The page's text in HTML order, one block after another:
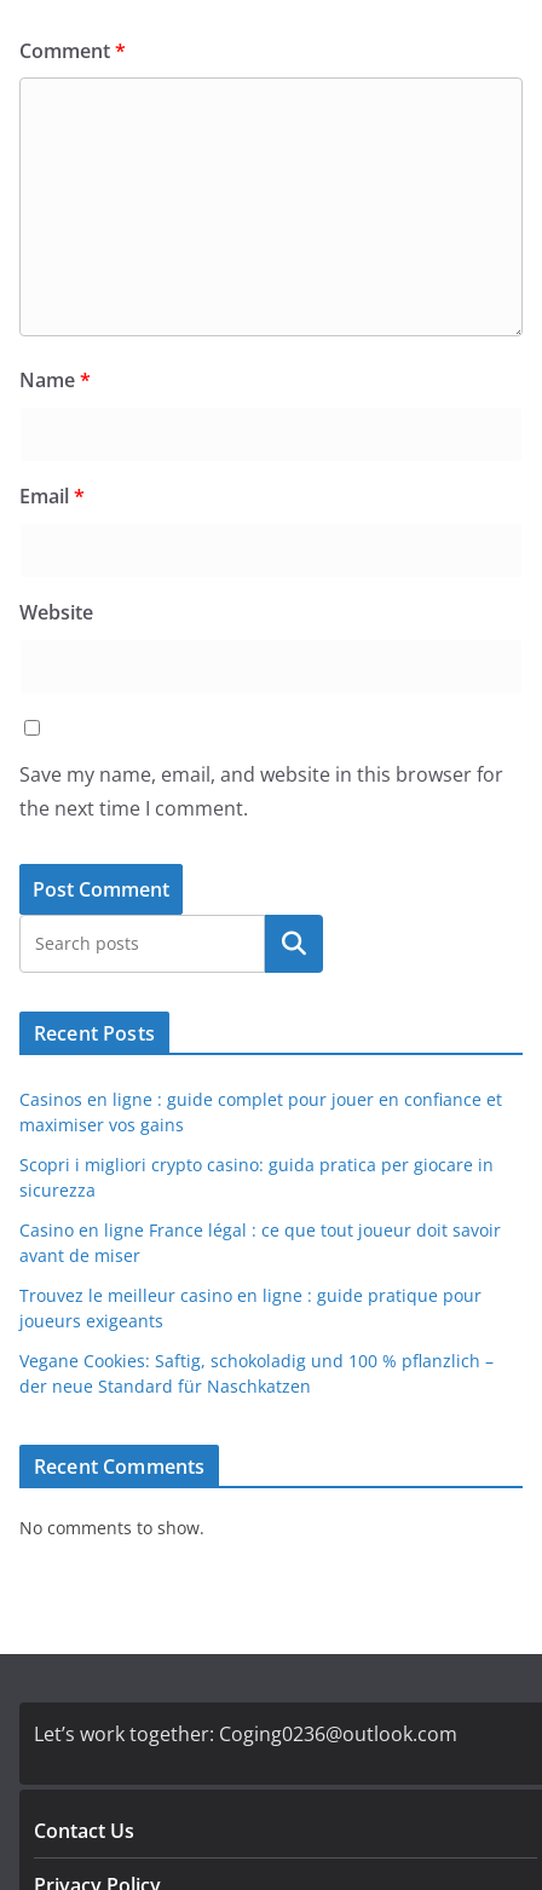
Comment*
Name*
Email*
Website
Save my name, email, and website in this browser for
the next time I comment.
Search
Recent Posts
Casinos en ligne : guide complet pour jouer en confiance et
maximiser vos gains
Scopri i migliori crypto casino: guida pratica per giocare in
sicurezza
Casino en ligne France légal : ce que tout joueur doit savoir
avant de miser
Trouvez le meilleur casino en ligne : guide pratique pour
joueurs exigeants
Vegane Cookies: Saftig, schokoladig und 100 % pflanzlich –
der neue Standard für Naschkatzen
Recent Comments
No comments to show.
Let’s work together: Coging0236@outlook.com
Contact Us